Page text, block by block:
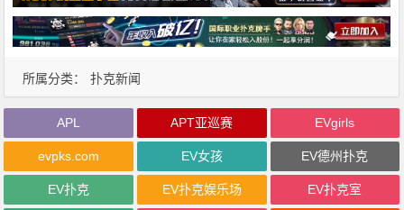
所属分类： 扑克新闻
APL APT亚巡赛 EVgirls
evpks.com EV女孩 EV德州扑克
EV扑克 EV扑克娱乐场 EV扑克室